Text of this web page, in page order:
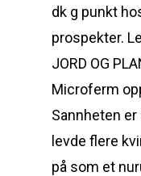
dk g punkt
prospekter.
JORD OG
Microferm
Sannheten
levde flere
på som et